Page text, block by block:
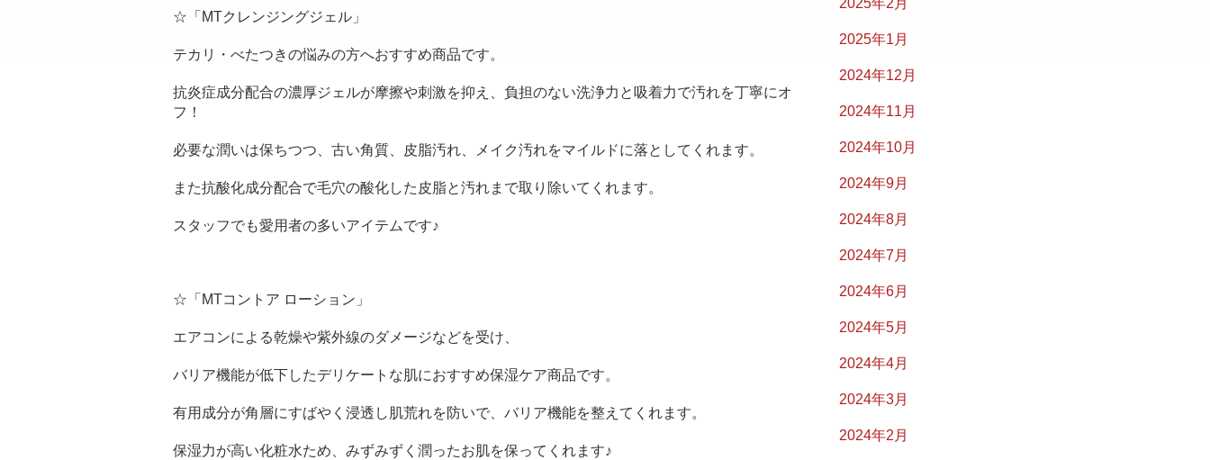
☆「MTクレンジングジェル」
テカリ・べたつきの悩みの方へおすすめ商品です。
抗炎症成分配合の濃厚ジェルが摩擦や刺激を抑え、負担のない洗浄力と吸着力で汚れを丁寧にオ
フ！
必要な潤いは保ちつつ、古い角質、皮脂汚れ、メイク汚れをマイルドに落としてくれます。
また抗酸化成分配合で毛穴の酸化した皮脂と汚れまで取り除いてくれます。
スタッフでも愛用者の多いアイテムです♪
☆「MTコントア ローション」
エアコンによる乾燥や紫外線のダメージなどを受け、
バリア機能が低下したデリケートな肌におすすめ保湿ケア商品です。
有用成分が角層にすばやく浸透し肌荒れを防いで、バリア機能を整えてくれます。
保湿力が高い化粧水ため、みずみずく潤ったお肌を保ってくれます♪
2025年2月
2025年1月
2024年12月
2024年11月
2024年10月
2024年9月
2024年8月
2024年7月
2024年6月
2024年5月
2024年4月
2024年3月
2024年2月